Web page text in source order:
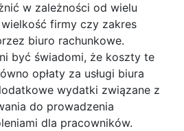
w zależności od wielu
firmy czy zakres
biuro rachunkowe.
być świadomi, że koszty te
opłaty za usługi biura
wydatki związane z
do prowadzenia
dla pracowników.